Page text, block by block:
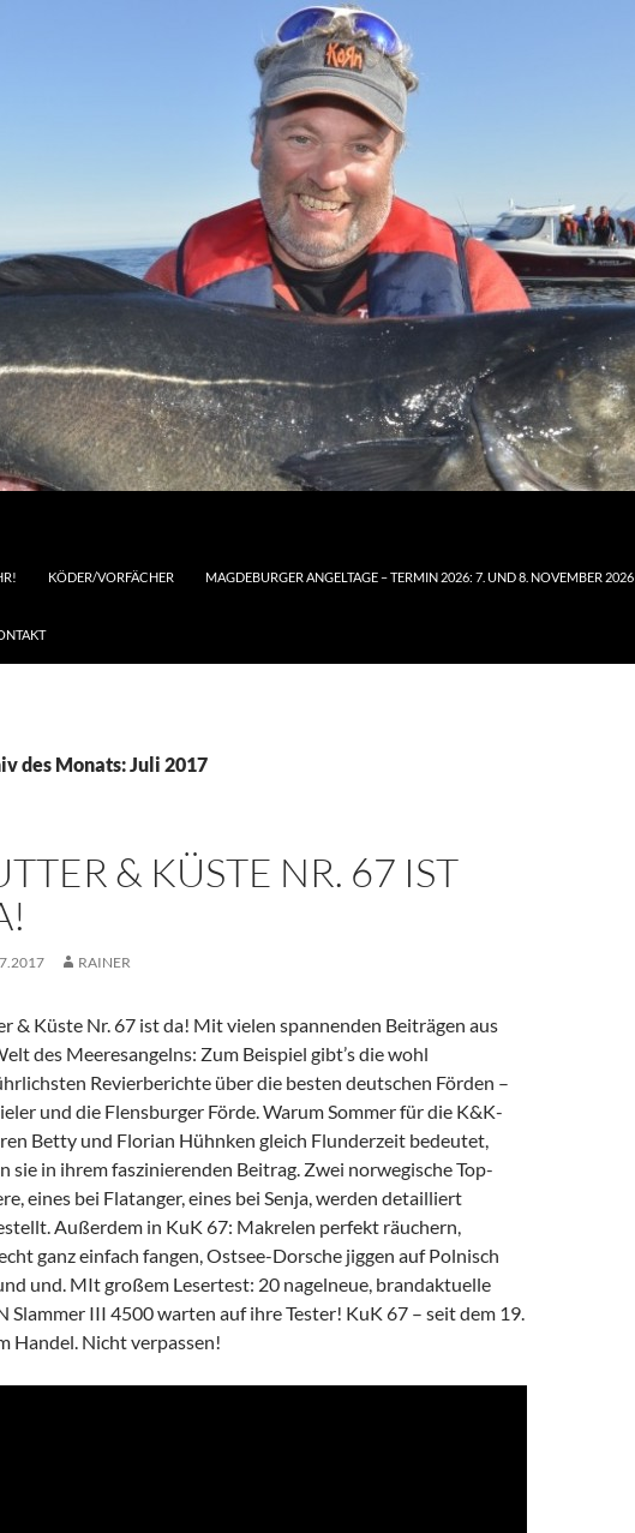
KÖDER/VORFÄCHER MAGDEBURGER ANGELTAGE – TERMIN 2026: 7. UND 8. NOVEMBER 2026
des Monats: Juli 2017
& KÜSTE NR. 67 IST
RAINER
& Küste Nr. 67 ist da! Mit vielen spannenden Beiträgen aus
des Meeresangelns: Zum Beispiel gibt’s die wohl
Revierberichte über die besten deutschen Förden –
und die Flensburger Förde. Warum Sommer für die K&K-
Betty und Florian Hühnken gleich Flunderzeit bedeutet,
sie in ihrem faszinierenden Beitrag. Zwei norwegische Top-
eines bei Flatanger, eines bei Senja, werden detailliert
Außerdem in KuK 67: Makrelen perfekt räuchern,
ganz einfach fangen, Ostsee-Dorsche jiggen auf Polnisch
und. MIt großem Lesertest: 20 nagelneue, brandaktuelle
Slammer III 4500 warten auf ihre Tester! KuK 67 – seit dem 19.
Handel. Nicht verpassen!